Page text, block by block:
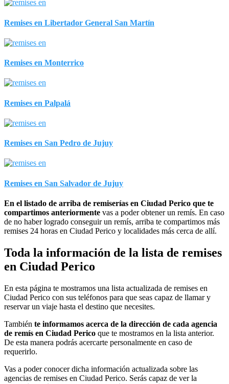
Remises en Libertador General San Martín
Remises en Monterrico
Remises en Palpalá
Remises en San Pedro de Jujuy
Remises en San Salvador de Jujuy
En el listado de arriba de remiserías en Ciudad Perico que te
compartimos anteriormente vas a poder obtener un remís. En caso
de no haber logrado conseguir un remís, arriba te compartimos más
remises 24 horas en Ciudad Perico y localidades más cerca de allí.
Toda la información de la lista de remises
en Ciudad Perico
En esta página te mostramos una lista actualizada de remises en
Ciudad Perico con sus teléfonos para que seas capaz de llamar y
reservar un viaje hasta el destino que necesites.
También te informamos acerca de la dirección de cada agencia
de remís en Ciudad Perico que te mostramos en la lista anterior.
De esta manera podrás acercarte personalmente en caso de
requerirlo.
Vas a poder conocer dicha información actualizada sobre las
agencias de remises en Ciudad Perico. Serás capaz de ver la